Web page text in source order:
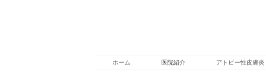
ホーム 医院紹介 アトピー性皮膚炎